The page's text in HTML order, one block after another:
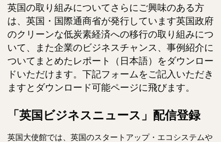
英国の取り組みについてさらにご興味のある方
は、英国・国際通商省が発行しています英国政府
のクリーンな低炭素経済への移行の取り組みにつ
いて、また企業のビジネスチャンス、事例紹介に
ついてまとめたレポート（日本語）をダウンロー
ドいただけます。下記フォームをご記入いただき
ますとダウンロード可能ページに飛びます。
「英国ビジネスニュース」配信登録
英国大使館では、英国のスタートアップ・エコシステムや